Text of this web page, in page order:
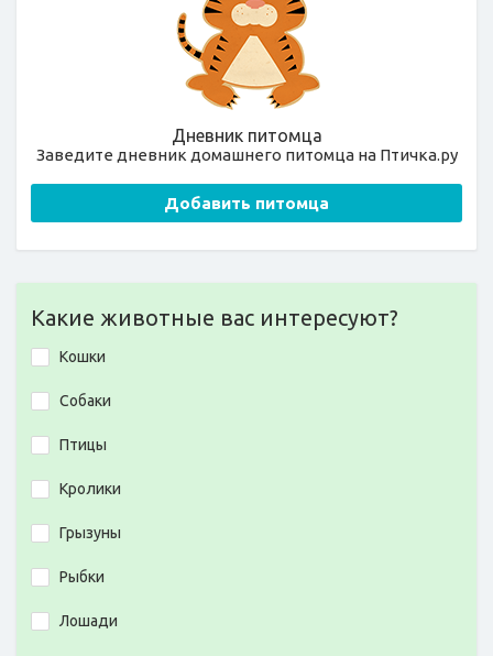
Дневник питомца
Заведите дневник домашнего питомца на Птичка.ру
Добавить питомца
Какие животные вас интересуют?
Кошки
Собаки
Птицы
Кролики
Грызуны
Рыбки
Лошади